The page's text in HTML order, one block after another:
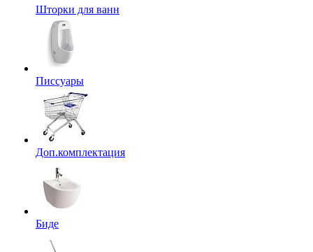
Шторки для ванн
Писсуары
Доп.комплектация
Биде